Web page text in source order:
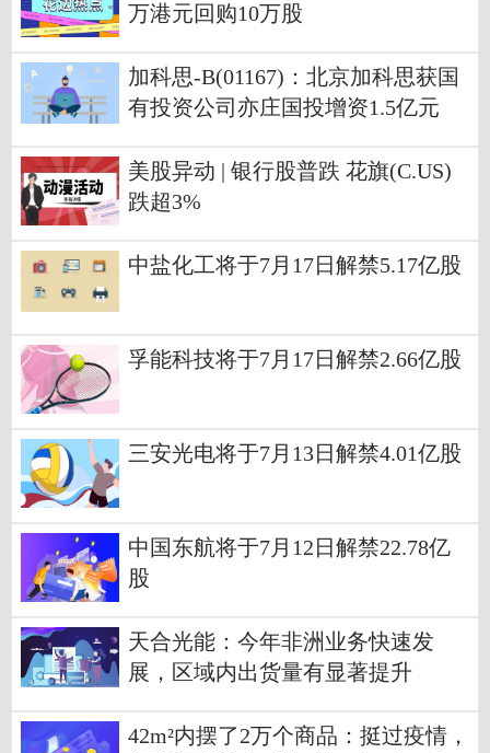
万港元回购10万股
加科思-B(01167)：北京加科思获国
有投资公司亦庄国投增资1.5亿元
美股异动 | 银行股普跌 花旗(C.US)
跌超3%
中盐化工将于7月17日解禁5.17亿股
孚能科技将于7月17日解禁2.66亿股
三安光电将于7月13日解禁4.01亿股
中国东航将于7月12日解禁22.78亿
股
天合光能：今年非洲业务快速发
展，区域内出货量有显著提升
42m²内摆了2万个商品：挺过疫情，